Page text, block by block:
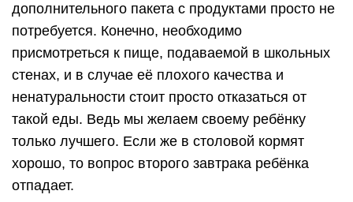
дополнительного пакета с продуктами просто не
потребуется. Конечно, необходимо
присмотреться к пище, подаваемой в школьных
стенах, и в случае её плохого качества и
ненатуральности стоит просто отказаться от
такой еды. Ведь мы желаем своему ребёнку
только лучшего. Если же в столовой кормят
хорошо, то вопрос второго завтрака ребёнка
отпадает.